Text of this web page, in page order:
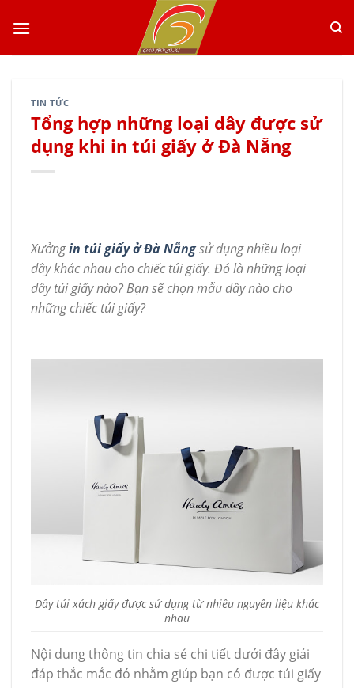
TIN TỨC
Tổng hợp những loại dây được sử
dụng khi in túi giấy ở Đà Nẵng
Xưởngin túi giấy ở Đà Nẵngsử dụng nhiều loại
dây khác nhau cho chiếc túi giấy. Đó là những loại
dây túi giấy nào? Bạn sẽ chọn mẫu dây nào cho
những chiếc túi giấy?
Dây túi xách giấy được sử dụng từ nhiều nguyên liệu khác
nhau
Nội dung thông tin chia sẻ chi tiết dưới đây giải
đáp thắc mắc đó nhằm giúp bạn có được túi giấy